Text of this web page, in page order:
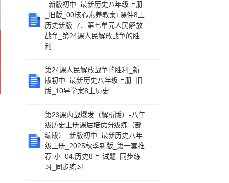
_新版初中_最新历史八年级上册
_旧版_00核心素养教案+课件8上
历史新版_7、第七单元人民解放
战争_第24课人民解放战争的胜
利
第24课人民解放战争的胜利_新
版初中_最新历史八年级上册_旧
版_10导学案8上历史
第23课内战爆发（解析版）-八年
级历史上册课后培优分级练（部
编版）_新版初中_最新历史八年
级上册_2025秋季新版_第一套推
荐-小_04.历史8上-试题_同步练
习_同步练习